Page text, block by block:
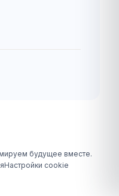
будущее вместе.
Настройки cookie